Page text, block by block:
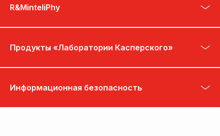
R&MinteliPhy
Продукты «Лаборатории Касперского»
Информационная безопасность